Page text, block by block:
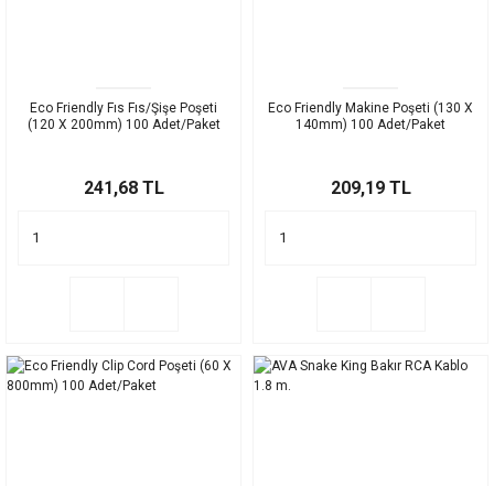
Eco Friendly Fıs Fıs/Şişe Poşeti
(120 X 200mm) 100 Adet/Paket
241,68 TL
Eco Friendly Makine Poşeti (130 X
140mm) 100 Adet/Paket
209,19 TL